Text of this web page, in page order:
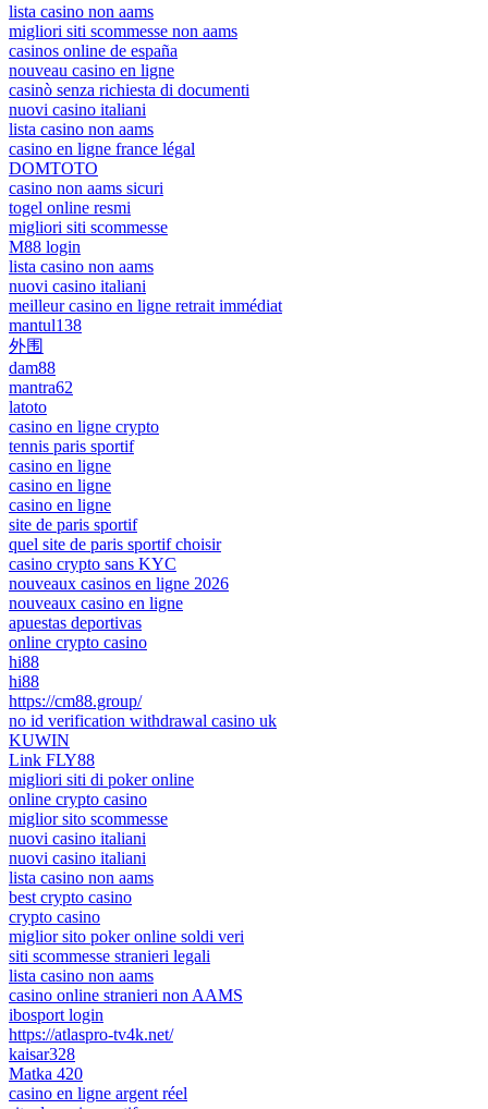
lista casino non aams
migliori siti scommesse non aams
casinos online de españa
nouveau casino en ligne
casinò senza richiesta di documenti
nuovi casino italiani
lista casino non aams
casino en ligne france légal
DOMTOTO
casino non aams sicuri
togel online resmi
migliori siti scommesse
M88 login
lista casino non aams
nuovi casino italiani
meilleur casino en ligne retrait immédiat
mantul138
外围
dam88
mantra62
latoto
casino en ligne crypto
tennis paris sportif
casino en ligne
casino en ligne
casino en ligne
site de paris sportif
quel site de paris sportif choisir
casino crypto sans KYC
nouveaux casinos en ligne 2026
nouveaux casino en ligne
apuestas deportivas
online crypto casino
hi88
hi88
https://cm88.group/
no id verification withdrawal casino uk
KUWIN
Link FLY88
migliori siti di poker online
online crypto casino
miglior sito scommesse
nuovi casino italiani
nuovi casino italiani
lista casino non aams
best crypto casino
crypto casino
miglior sito poker online soldi veri
siti scommesse stranieri legali
lista casino non aams
casino online stranieri non AAMS
ibosport login
https://atlaspro-tv4k.net/
kaisar328
Matka 420
casino en ligne argent réel